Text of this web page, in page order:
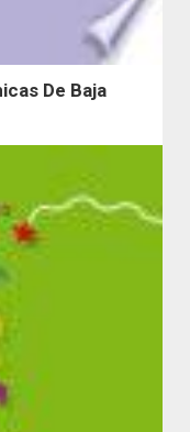
De Baja